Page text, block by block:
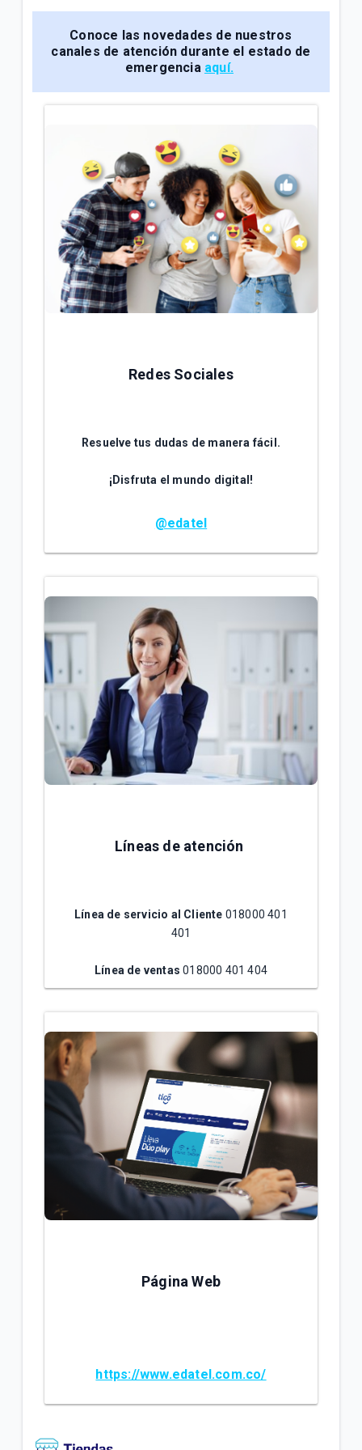
Conoce tu factura Tigo | General
Conoce las novedades de nuestros
canales de atención durante el estado de
emergencia aquí.
Redes Sociales
Resuelve tus dudas de manera fácil.
¡Disfruta el mundo digital!
@edatel
Líneas de atención
Línea de servicio al Cliente 018000 401
401
Línea de ventas 018000 401 404
Página Web
https://www.edatel.com.co/